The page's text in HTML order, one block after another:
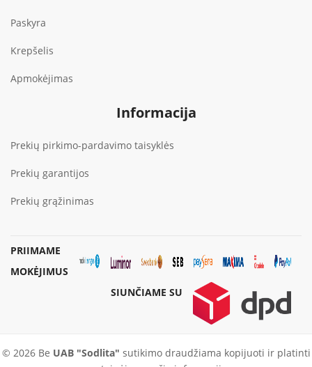
Paskyra
Krepšelis
Apmokėjimas
Informacija
Prekių pirkimo-pardavimo taisyklės
Prekių garantijos
Prekių grąžinimas
PRIIMAME
MOKĖJIMUS
SIUNČIAME SU
© 2026 Be UAB "Sodlita" sutikimo draudžiama kopijuoti ir platinti